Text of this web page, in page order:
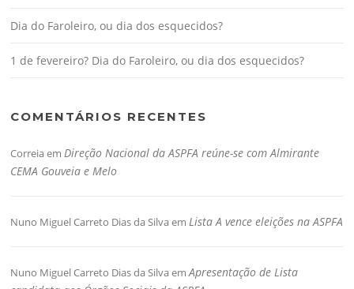
Dia do Faroleiro, ou dia dos esquecidos?
1 de fevereiro? Dia do Faroleiro, ou dia dos esquecidos?
COMENTÁRIOS RECENTES
CorreiaemDireção Nacional da ASPFA reúne-se com Almirante
CEMA Gouveia e Melo
Nuno Miguel Carreto Dias da SilvaemLista A vence eleições na ASPFA
Nuno Miguel Carreto Dias da SilvaemApresentação de Lista